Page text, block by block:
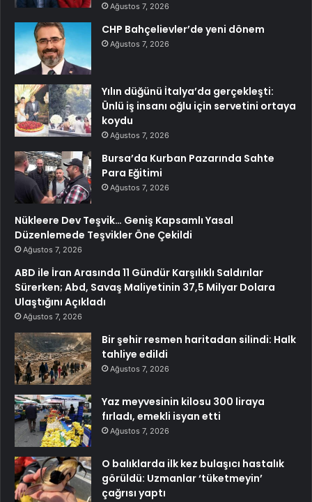
Ağustos 7, 2026
CHP Bahçelievler’de yeni dönem
Ağustos 7, 2026
Yılın düğünü İtalya’da gerçekleşti:
Ünlü iş insanı oğlu için servetini ortaya
koydu
Ağustos 7, 2026
Bursa’da Kurban Pazarında Sahte
Para Eğitimi
Ağustos 7, 2026
Nükleere Dev Teşvik… Geniş Kapsamlı Yasal
Düzenlemede Teşvikler Öne Çekildi
Ağustos 7, 2026
ABD ile İran Arasında 11 Gündür Karşılıklı Saldırılar
Sürerken; Abd, Savaş Maliyetinin 37,5 Milyar Dolara
Ulaştığını Açıkladı
Ağustos 7, 2026
Bir şehir resmen haritadan silindi: Halk
tahliye edildi
Ağustos 7, 2026
Yaz meyvesinin kilosu 300 liraya
fırladı, emekli isyan etti
Ağustos 7, 2026
O balıklarda ilk kez bulaşıcı hastalık
görüldü: Uzmanlar ‘tüketmeyin’
çağrısı yaptı